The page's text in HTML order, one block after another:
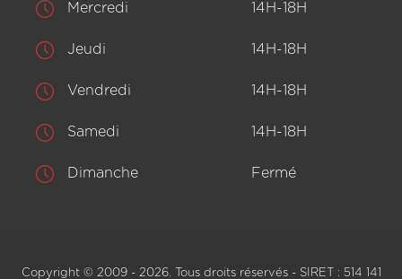
Mercredi 14H-18H
Jeudi 14H-18H
Vendredi 14H-18H
Samedi 14H-18H
Dimanche Fermé
Copyright © 2009 - 2026. Tous droits réservés - SIRET : 514 141